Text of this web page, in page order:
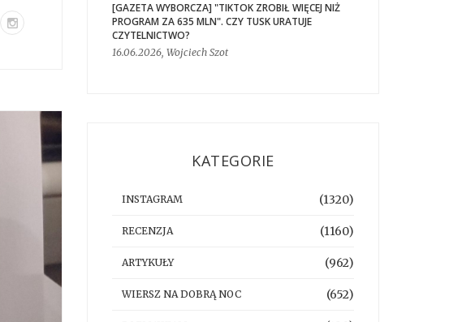
[GAZETA WYBORCZA] "TIKTOK ZROBIŁ WIĘCEJ NIŻ
PROGRAM ZA 635 MLN". CZY TUSK URATUJE
CZYTELNICTWO?
16.06.2026, Wojciech Szot
KATEGORIE
INSTAGRAM (1320)
RECENZJA (1160)
ARTYKUŁY (962)
WIERSZ NA DOBRĄ NOC (652)